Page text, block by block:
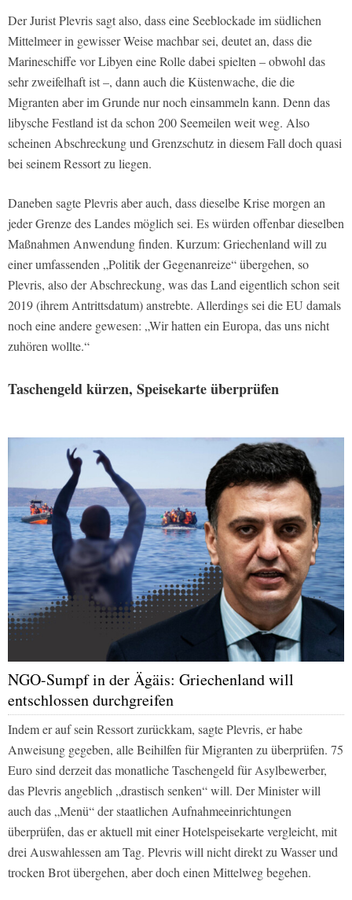
Der Jurist Plevris sagt also, dass eine Seeblockade im südlichen
Mittelmeer in gewisser Weise machbar sei, deutet an, dass die
Marineschiffe vor Libyen eine Rolle dabei spielten – obwohl das
sehr zweifelhaft ist –, dann auch die Küstenwache, die die
Migranten aber im Grunde nur noch einsammeln kann. Denn das
libysche Festland ist da schon 200 Seemeilen weit weg. Also
scheinen Abschreckung und Grenzschutz in diesem Fall doch quasi
bei seinem Ressort zu liegen.
Daneben sagte Plevris aber auch, dass dieselbe Krise morgen an
jeder Grenze des Landes möglich sei. Es würden offenbar dieselben
Maßnahmen Anwendung finden. Kurzum: Griechenland will zu
einer umfassenden „Politik der Gegenanreize“ übergehen, so
Plevris, also der Abschreckung, was das Land eigentlich schon seit
2019 (ihrem Antrittsdatum) anstrebte. Allerdings sei die EU damals
noch eine andere gewesen: „Wir hatten ein Europa, das uns nicht
zuhören wollte.“
Taschengeld kürzen, Speisekarte überprüfen
NGO-Sumpf in der Ägäis: Griechenland will
entschlossen durchgreifen
Indem er auf sein Ressort zurückkam, sagte Plevris, er habe
Anweisung gegeben, alle Beihilfen für Migranten zu überprüfen. 75
Euro sind derzeit das monatliche Taschengeld für Asylbewerber,
das Plevris angeblich „drastisch senken“ will. Der Minister will
auch das „Menü“ der staatlichen Aufnahmeeinrichtungen
überprüfen, das er aktuell mit einer Hotelspeisekarte vergleicht, mit
drei Auswahlessen am Tag. Plevris will nicht direkt zu Wasser und
trocken Brot übergehen, aber doch einen Mittelweg begehen.